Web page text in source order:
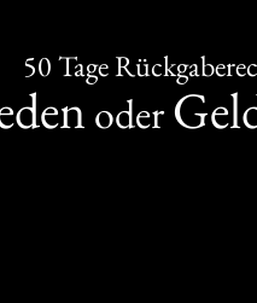
50 Tage
oder